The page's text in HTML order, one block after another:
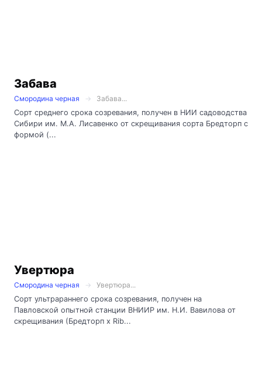
Забава
Смородина черная
Забава...
Сорт среднего срока созревания, получен в НИИ садоводства
Сибири им. М.А. Лисавенко от скрещивания сорта Бредторп с
формой (...
Увертюра
Смородина черная
Увертюра...
Сорт ультрараннего срока созревания, получен на
Павловской опытной станции ВНИИР им. Н.И. Вавилова от
скрещивания (Бредторп х Rib...